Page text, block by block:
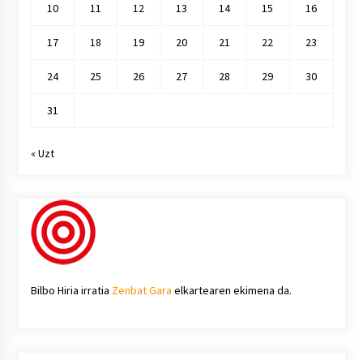
10 11 12 13 14 15 16
17 18 19 20 21 22 23
24 25 26 27 28 29 30
31
« Uzt
Bilbo Hiria irratia Zenbat Gara elkartearen ekimena da.